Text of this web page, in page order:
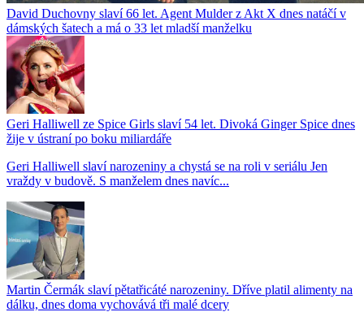
David Duchovny slaví 66 let. Agent Mulder z Akt X dnes natáčí v
dámských šatech a má o 33 let mladší manželku
Geri Halliwell ze Spice Girls slaví 54 let. Divoká Ginger Spice dnes
žije v ústraní po boku miliardáře
Geri Halliwell slaví narozeniny a chystá se na roli v seriálu Jen
vraždy v budově. S manželem dnes navíc...
Martin Čermák slaví pětatřicáté narozeniny. Dříve platil alimenty na
dálku, dnes doma vychovává tři malé dcery